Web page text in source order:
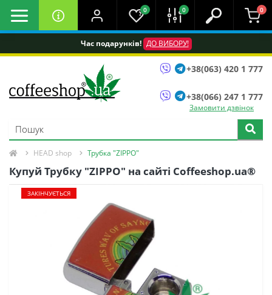
Час подарунків! ДО ВИБОРУ!
0 0 0
+38(063) 420 1 777
+38(066) 247 1 777
Замовити дзвінок
HEAD shop Трубка "ZIPPO"
Купуй Трубку "ZIPPO" на сайті Coffeeshop.ua®
ЗАКІНЧУЄТЬСЯ